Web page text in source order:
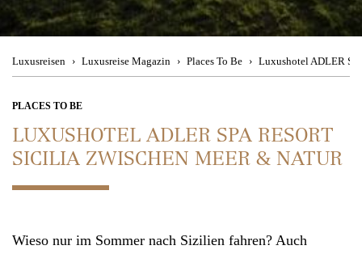
Besuchen Sie unsim Travel Store
Theresienstraße 1
80333 München
Mo. - Fr. 08:00 - 19:00 Uhr, Sa. 11:00 - 15:00 Uhr
Magic Moments
Urban Hotspots
Culinary Journey
Luxusreisen Luxusreise Magazin Places To Be Luxushotel ADLER
PLACES TO BE
LUXUSHOTEL ADLER SPA RESORT
SICILIA ZWISCHEN MEER & NATUR
Wieso nur im Sommer nach Sizilien fahren? Auch